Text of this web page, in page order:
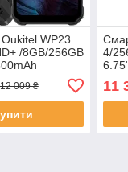
WP23
/8GB/256GB
12 009 ₴
4/
11